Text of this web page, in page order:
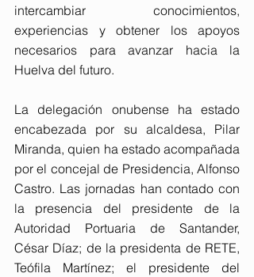
intercambiar conocimientos,
experiencias y obtener los apoyos
necesarios para avanzar hacia la
Huelva del futuro.
La delegación onubense ha estado
encabezada por su alcaldesa, Pilar
Miranda, quien ha estado acompañada
por el concejal de Presidencia, Alfonso
Castro. Las jornadas han contado con
la presencia del presidente de la
Autoridad Portuaria de Santander,
César Díaz; de la presidenta de RETE,
Teófila Martínez; el presidente del